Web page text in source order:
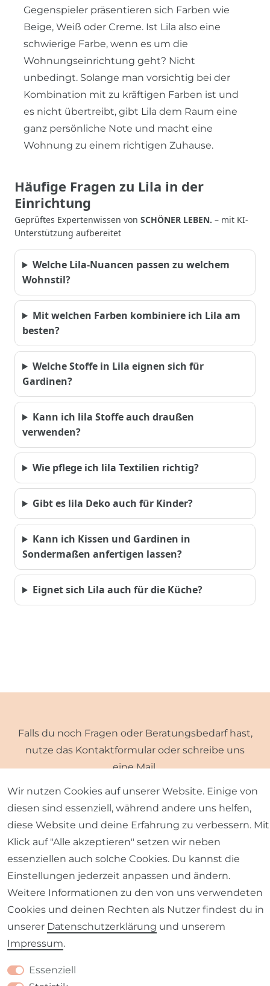
Gegenspieler präsentieren sich Farben wie
Beige, Weiß oder Creme. Ist Lila also eine
schwierige Farbe, wenn es um die
Wohnungseinrichtung geht? Nicht
unbedingt. Solange man vorsichtig bei der
Kombination mit zu kräftigen Farben ist und
es nicht übertreibt, gibt Lila dem Raum eine
ganz persönliche Note und macht eine
Wohnung zu einem richtigen Zuhause.
Häufige Fragen zu Lila in der
Einrichtung
Geprüftes Expertenwissen von SCHÖNER LEBEN. – mit KI-
Unterstützung aufbereitet
Welche Lila-Nuancen passen zu welchem
Wohnstil?
Mit welchen Farben kombiniere ich Lila am
besten?
Welche Stoffe in Lila eignen sich für
Gardinen?
Kann ich lila Stoffe auch draußen
verwenden?
Wie pflege ich lila Textilien richtig?
Gibt es lila Deko auch für Kinder?
Kann ich Kissen und Gardinen in
Sondermaßen anfertigen lassen?
Eignet sich Lila auch für die Küche?
Falls du noch Fragen oder Beratungsbedarf hast,
nutze das Kontaktformular oder schreibe uns
eine Mail.
KONTAKTFORMULAR
Wir nutzen Cookies auf unserer Website. Einige von
diesen sind essenziell, während andere uns helfen,
diese Website und deine Erfahrung zu verbessern. Mit
Klick auf "Alle akzeptieren" setzen wir neben
essenziellen auch solche Cookies. Du kannst die
Einstellungen jederzeit anpassen und ändern.
Weitere Informationen zu den von uns verwendeten
Cookies und deinen Rechten als Nutzer findest du in
unserer Daten­schutz­erklärung und unserem
Impressum.
Essenziell